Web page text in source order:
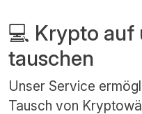
💻 Krypto auf
tauschen
Unser Service
Tausch von